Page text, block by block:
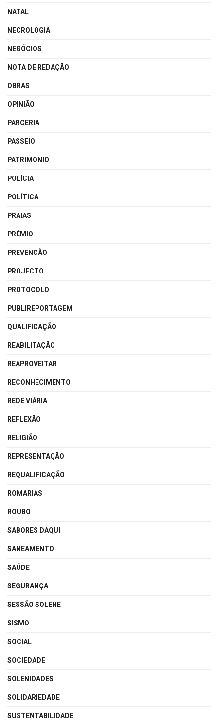
NATAL
NECROLOGIA
NEGÓCIOS
NOTA DE REDAÇÃO
OBRAS
OPINIÃO
PARCERIA
PASSEIO
PATRIMÓNIO
POLÍCIA
POLÍTICA
PRAIAS
PRÉMIO
PREVENÇÃO
PROJECTO
PROTOCOLO
PUBLIREPORTAGEM
QUALIFICAÇÃO
REABILITAÇÃO
REAPROVEITAR
RECONHECIMENTO
REDE VIÁRIA
REFLEXÃO
RELIGIÃO
REPRESENTAÇÃO
REQUALIFICAÇÃO
ROMARIAS
ROUBO
SABORES DAQUI
SANEAMENTO
SAÚDE
SEGURANÇA
SESSÃO SOLENE
SISMO
SOCIAL
SOCIEDADE
SOLENIDADES
SOLIDARIEDADE
SUSTENTABILIDADE